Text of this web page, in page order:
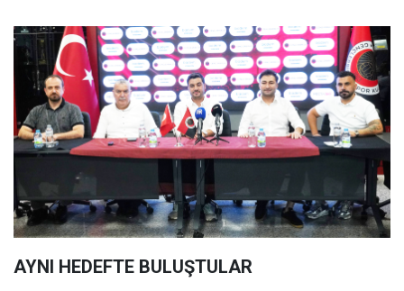
AYNI HEDEFTE BULUŞTULAR